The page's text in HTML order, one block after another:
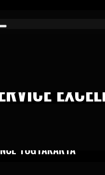
YOGYAKARTA
dan berorientasi pada